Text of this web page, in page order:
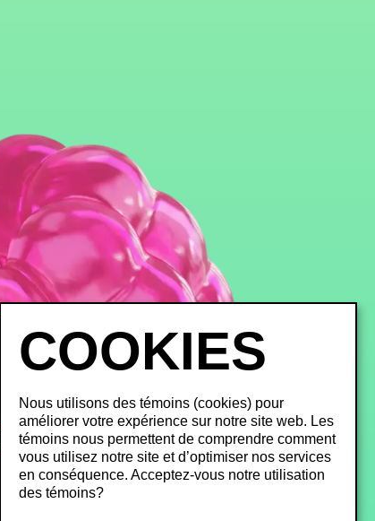
INFOS FESTIVALIERS
FAQ
Gestion du bruit
Plan de site
Nous utilisons des témoins (cookies) pour
améliorer votre expérience sur notre site web. Les
témoins nous permettent de comprendre comment
vous utilisez notre site et d’optimiser nos services
en conséquence. Acceptez-vous notre utilisation
des témoins?